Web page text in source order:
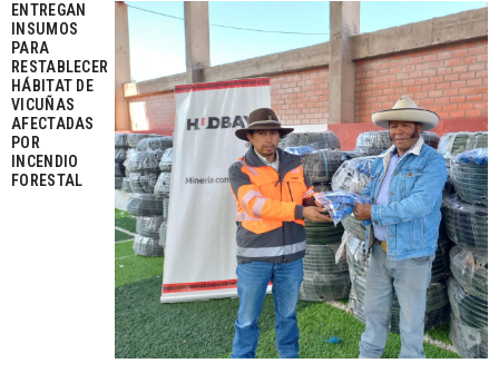
ENTREGAN
INSUMOS
PARA
RESTABLECER
HÁBITAT DE
VICUÑAS
AFECTADAS
POR
INCENDIO
FORESTAL